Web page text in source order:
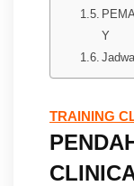
Y
TRAINING